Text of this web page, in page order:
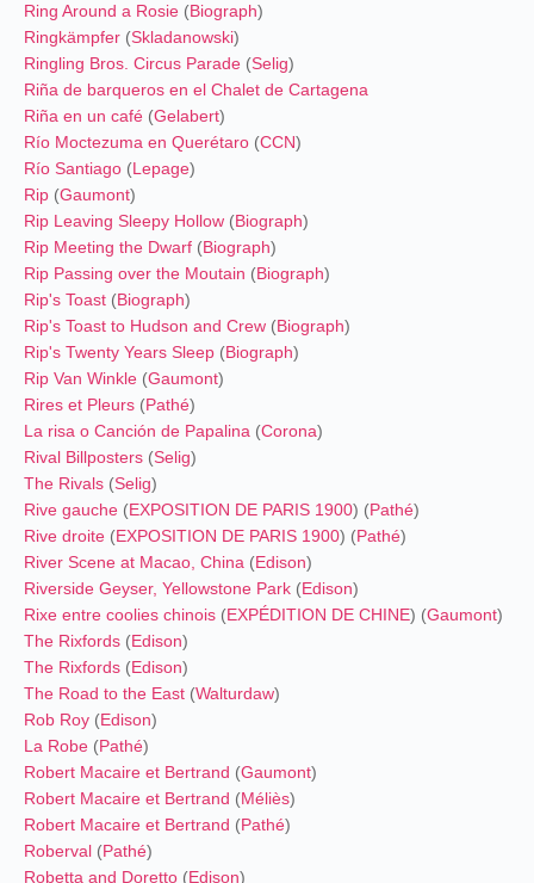
Ring Around a Rosie (Biograph)
Ringkämpfer (Skladanowski)
Ringling Bros. Circus Parade (Selig)
Riña de barqueros en el Chalet de Cartagena
Riña en un café (Gelabert)
Río Moctezuma en Querétaro (CCN)
Río Santiago (Lepage)
Rip (Gaumont)
Rip Leaving Sleepy Hollow (Biograph)
Rip Meeting the Dwarf (Biograph)
Rip Passing over the Moutain (Biograph)
Rip's Toast (Biograph)
Rip's Toast to Hudson and Crew (Biograph)
Rip's Twenty Years Sleep (Biograph)
Rip Van Winkle (Gaumont)
Rires et Pleurs (Pathé)
La risa o Canción de Papalina (Corona)
Rival Billposters (Selig)
The Rivals (Selig)
Rive gauche (EXPOSITION DE PARIS 1900) (Pathé)
Rive droite (EXPOSITION DE PARIS 1900) (Pathé)
River Scene at Macao, China (Edison)
Riverside Geyser, Yellowstone Park (Edison)
Rixe entre coolies chinois (EXPÉDITION DE CHINE) (Gaumont)
The Rixfords (Edison)
The Rixfords (Edison)
The Road to the East (Walturdaw)
Rob Roy (Edison)
La Robe (Pathé)
Robert Macaire et Bertrand (Gaumont)
Robert Macaire et Bertrand (Méliès)
Robert Macaire et Bertrand (Pathé)
Roberval (Pathé)
Robetta and Doretto (Edison)